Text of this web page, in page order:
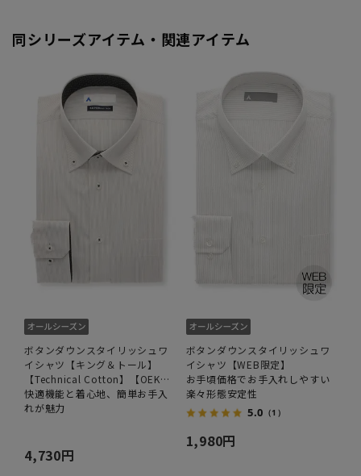
同シリーズアイテム・関連アイテム
ボタンダウンスタイリッシュワ
イシャツ【キング＆トール】
【Technical Cotton】【OEKO-
TEX】
快適機能と着心地、簡単お手入
れが魅力
4,730円
ボタンダウンスタイリッシュワ
イシャツ【WEB限定】
お手頃価格でお手入れしやすい
楽々形態安定性
5.0 （1）
1,980円